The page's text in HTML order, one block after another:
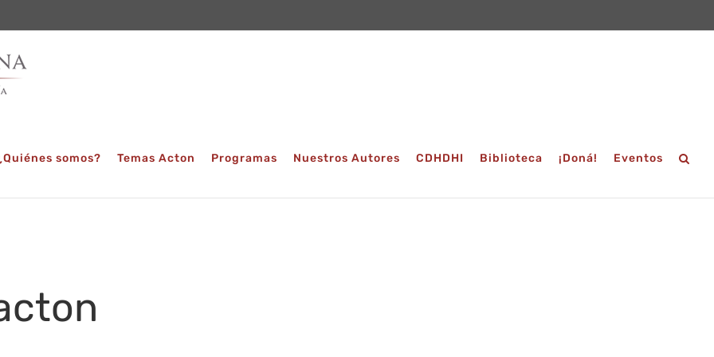
somos? Temas Acton Programas Nuestros Autores CDHDHI Biblioteca ¡Doná! Eventos